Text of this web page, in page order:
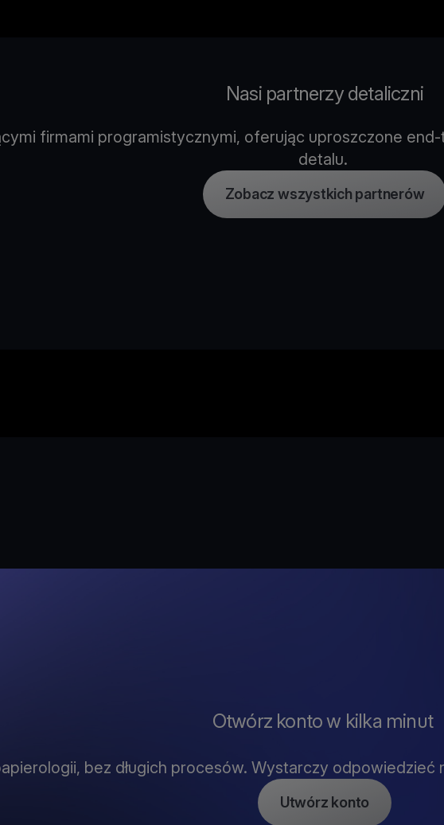
Nasi partnerzy detaliczni
firmami programistycznymi, oferując uproszczone
detalu.
Zobacz wszystkich partnerów
Otwórz konto w kilka minut
bez długich procesów. Wystarczy
Utwórz konto